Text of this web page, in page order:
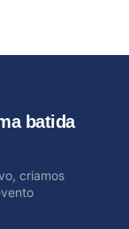
batida
criamos